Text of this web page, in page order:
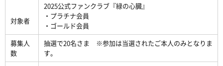
対象者
2025公式ファンクラブ『緑の心臓』
・プラチナ会員
・ゴールド会員
募集人
数
抽選で20名さま ※参加は当選されたご本人のみとなりま
す。